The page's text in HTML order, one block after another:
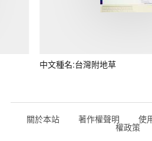
中文種名:台灣附地草
關於本站 著作權聲明 使
權政策